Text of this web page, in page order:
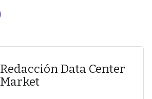
Redacción Data Center
Market